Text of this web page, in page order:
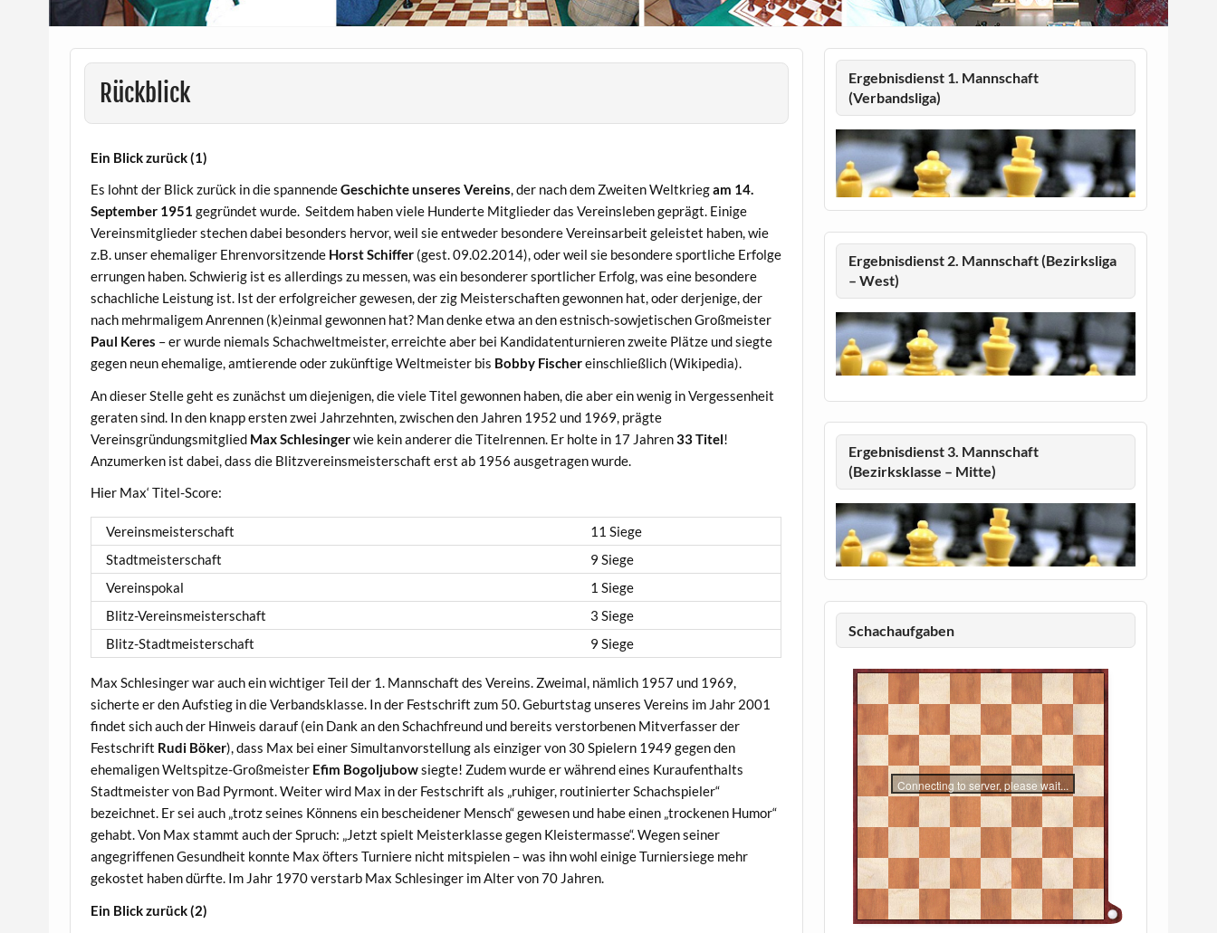
Rückblick
Ein Blick zurück (1)
Es lohnt der Blick zurück in die spannendeGeschichte unseres Vereins, der nach dem Zweiten Weltkriegam 14.
September 1951 gegründet wurde. Seitdem haben viele Hunderte Mitglieder das Vereinsleben geprägt. Einige
Vereinsmitglieder stechen dabei besonders hervor, weil sie entweder besondere Vereinsarbeit geleistet haben, wie
z.B. unser ehemaliger Ehrenvorsitzende Horst Schiffer (gest. 09.02.2014), oder weil sie besondere sportliche Erfolge
errungen haben. Schwierig ist es allerdings zu messen, was ein besonderer sportlicher Erfolg, was eine besondere
schachliche Leistung ist. Ist der erfolgreicher gewesen, der zig Meisterschaften gewonnen hat, oder derjenige, der
nach mehrmaligem Anrennen (k)einmal gewonnen hat? Man denke etwa an den estnisch-sowjetischen Großmeister
Paul Keres – er wurde niemals Schachweltmeister, erreichte aber bei Kandidatenturnieren zweite Plätze und siegte
gegen neun ehemalige, amtierende oder zukünftige Weltmeister bis Bobby Fischereinschließlich (Wikipedia).
An dieser Stelle geht es zunächst um diejenigen, die viele Titel gewonnen haben, die aber ein wenig in Vergessenheit
geraten sind. In den knapp ersten zwei Jahrzehnten, zwischen den Jahren 1952 und 1969, prägte
Vereinsgründungsmitglied Max Schlesingerwie kein anderer die Titelrennen. Er holte in 17 Jahren33 Titel!
Anzumerken ist dabei, dass die Blitzvereinsmeisterschaft erst ab 1956 ausgetragen wurde.
Hier Max‘ Titel-Score:
Vereinsmeisterschaft
11 Siege
Stadtmeisterschaft
9 Siege
Vereinspokal
1 Siege
Blitz-Vereinsmeisterschaft
3 Siege
Blitz-Stadtmeisterschaft
9 Siege
Max Schlesinger war auch ein wichtiger Teil der 1. Mannschaft des Vereins. Zweimal, nämlich 1957 und 1969,
sicherte er den Aufstieg in die Verbandsklasse. In der Festschrift zum 50. Geburtstag unseres Vereins im Jahr 2001
findet sich auch der Hinweis darauf (ein Dank an den Schachfreund und bereits verstorbenen Mitverfasser der
Festschrift Rudi Böker), dass Max bei einer Simultanvorstellung als einziger von 30 Spielern 1949 gegen den
ehemaligen Weltspitze-Großmeister Efim Bogoljubowsiegte! Zudem wurde er während eines Kuraufenthalts
Stadtmeister von Bad Pyrmont. Weiter wird Max in der Festschrift als „ruhiger, routinierter Schachspieler“
bezeichnet. Er sei auch „trotz seines Könnens ein bescheidener Mensch“ gewesen und habe einen „trockenen Humor“
gehabt. Von Max stammt auch der Spruch: „Jetzt spielt Meisterklasse gegen Kleistermasse“. Wegen seiner
angegriffenen Gesundheit konnte Max öfters Turniere nicht mitspielen – was ihn wohl einige Turniersiege mehr
gekostet haben dürfte. Im Jahr 1970 verstarb Max Schlesinger im Alter von 70 Jahren.
Ein Blick zurück (2)
Ergebnisdienst 1. Mannschaft
(Verbandsliga)
Ergebnisdienst 2. Mannschaft (Bezirksliga
– West)
Ergebnisdienst 3. Mannschaft
(Bezirksklasse – Mitte)
Schachaufgaben